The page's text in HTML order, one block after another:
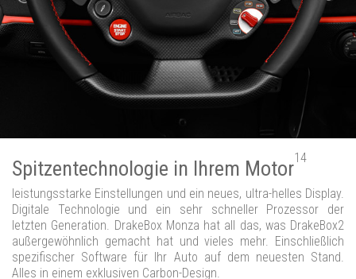
Spitzentechnologie in Ihrem Motor14
leistungsstarke Einstellungen und ein neues, ultra-helles Display.
Digitale Technologie und ein sehr schneller Prozessor der
letzten Generation. DrakeBox Monza hat all das, was DrakeBox2
außergewöhnlich gemacht hat und vieles mehr. Einschließlich
spezifischer Software für Ihr Auto auf dem neuesten Stand.
Alles in einem exklusiven Carbon-Design.